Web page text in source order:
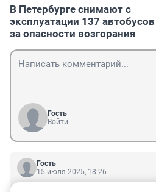
В Петербурге снимают с
эксплуатации 137
за опасности возгорания
Гость
Войти
Гость
15 июля 2025, 18:26